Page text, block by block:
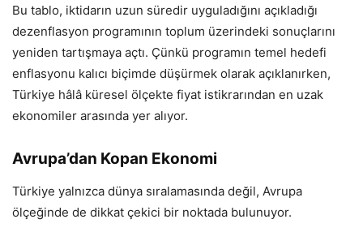
Bu tablo, iktidarın uzun süredir uyguladığını açıkladığı
dezenflasyon programının toplum üzerindeki sonuçlarını
yeniden tartışmaya açtı. Çünkü programın temel hedefi
enflasyonu kalıcı biçimde düşürmek olarak açıklanırken,
Türkiye hâlâ küresel ölçekte fiyat istikrarından en uzak
ekonomiler arasında yer alıyor.
Avrupa’dan Kopan Ekonomi
Türkiye yalnızca dünya sıralamasında değil, Avrupa
ölçeğinde de dikkat çekici bir noktada bulunuyor.